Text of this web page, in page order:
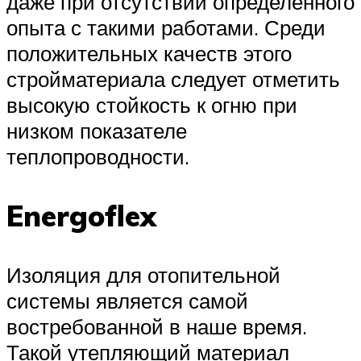
опыта с такими работами. Среди
положительных качеств этого
стройматериала следует отметить
высокую стойкость к огню при
низком показателе
теплопроводности.
Energoflex
Изоляция для отопительной
системы является самой
востребованной в наше время.
Такой утепляющий материал